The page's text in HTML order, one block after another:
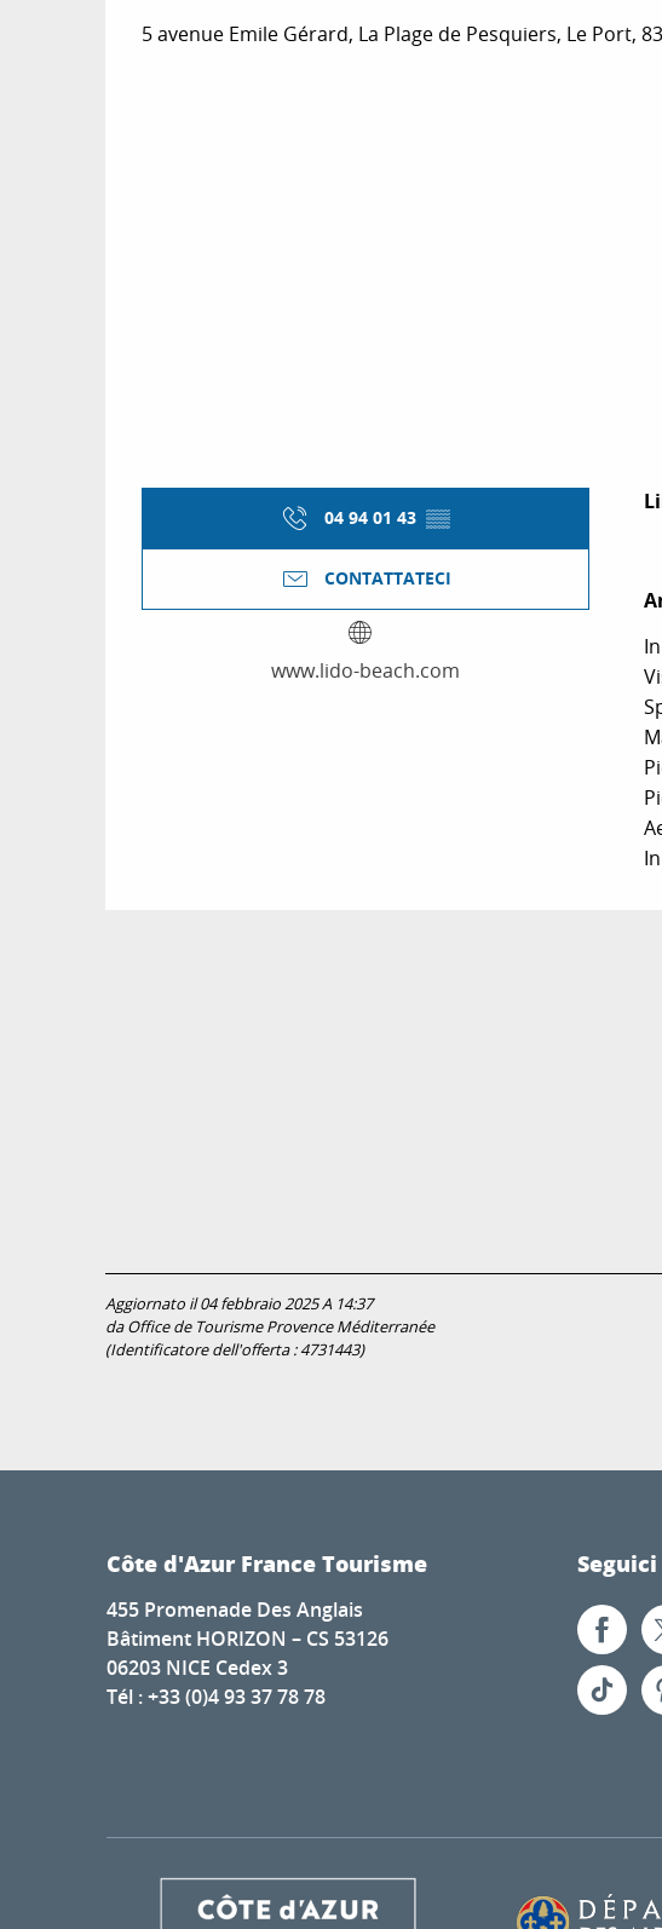
5 avenue Emile Gérard, La Plage de Pesquiers, Le Port,
04 94 01 43 ▒▒
CONTATTATECI
www.lido-beach.com
Aggiornato il 04 febbraio 2025 A 14:37
da Office de Tourisme Provence Méditerranée
(Identificatore dell'offerta :4731443)
Côte d'Azur France Tourisme
455 Promenade Des Anglais
Bâtiment HORIZON – CS 53126
06203 NICE Cedex 3
Tél : +33 (0)4 93 37 78 78